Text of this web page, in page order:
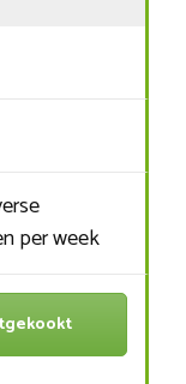
per week